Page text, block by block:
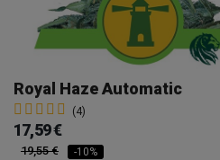
Royal Haze Automatic
(4)
17,59 €
19,55 € -10%